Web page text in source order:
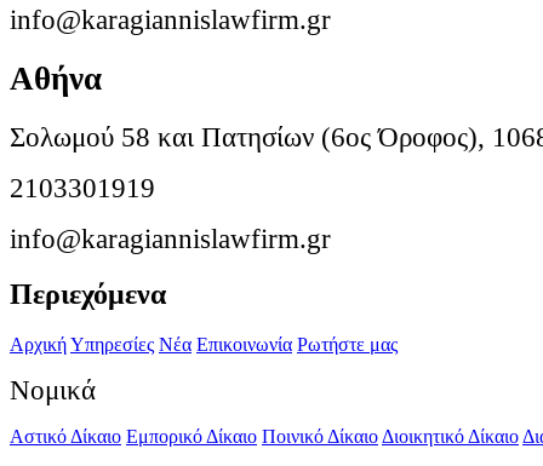
info@karagiannislawfirm.gr
Αθήνα
Σολωμού 58 και Πατησίων (6ος Όροφος),
2103301919
info@karagiannislawfirm.gr
Περιεχόμενα
ΑρχικήΥπηρεσίες Νέα Επικοινωνία Ρωτήστε μας
Νομικά
Αστικό Δίκαιο Εμπορικό Δίκαιο Ποινικό Δίκαιο Διοικητικό Δίκαιο